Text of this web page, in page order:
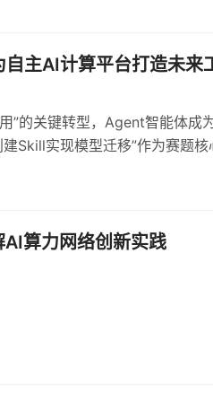
发展注入强劲动能。
攻克存储容量、性能与可靠性
模型研发迭代进程。在金融领域
据访问路径，实现Token吞吐
主AI计算平台打造未来
”的关键转型，Agent智能体成
Skill实现模型迁移”作为赛题核
算力网络创新实践